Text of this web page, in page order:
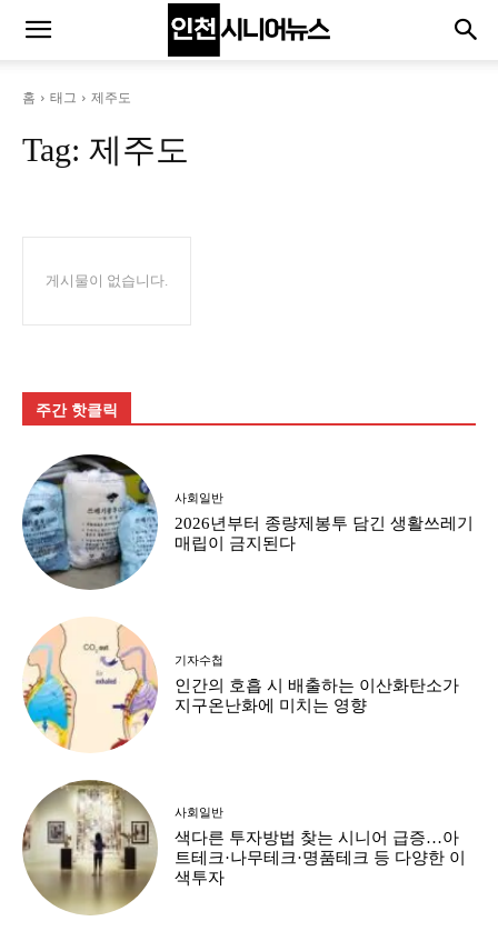
홈 태그 제주도
Tag: 제주도
게시물이 없습니다.
주간 핫클릭
사회일반
2026년부터 종량제봉투 담긴 생활쓰레기
매립이 금지된다
기자수첩
인간의 호흡 시 배출하는 이산화탄소가
지구온난화에 미치는 영향
사회일반
색다른 투자방법 찾는 시니어 급증…아
트테크·나무테크·명품테크 등 다양한 이
색투자